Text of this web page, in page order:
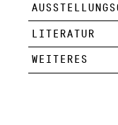
LITERATUR
WEITERES